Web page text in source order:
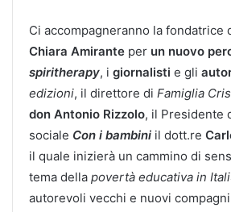
Ci accompagneranno la fondatrice
Chiara Amirante per un nuovo
spiritherapy, i giornalisti e gli
edizioni, il direttore di Famiglia
don Antonio Rizzolo, il Presidente
sociale Con i bambini il dott.re
il quale inizierà un cammino di
tema della povertà educativa in Itali
autorevoli vecchi e nuovi